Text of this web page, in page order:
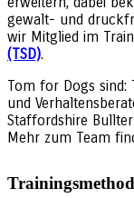
gewalt- und
wir Mitglied im
(TSD).
Tom for Dogs sind:
und
Staffordshire
Mehr zum Team